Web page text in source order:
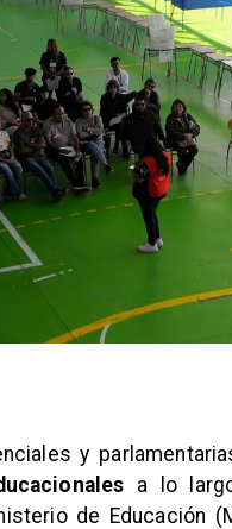
y
a lo
de Educación